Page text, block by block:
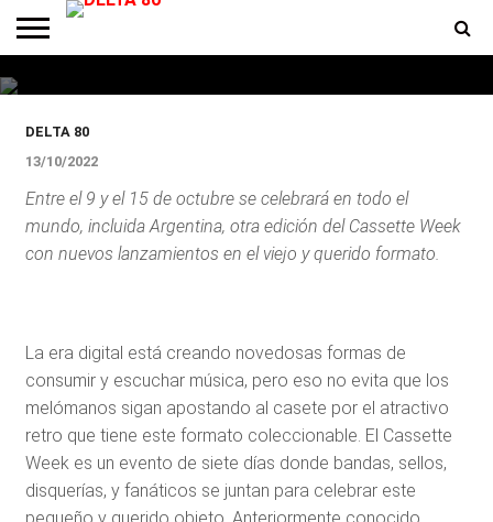
PREMIOS
PRODUCCIONES
PROGRAMACION
CONTACTO
HOMEPAGE
Llega a Argentina una nueva
edición del Cassette Week
DELTA 80
13/10/2022
Entre el 9 y el 15 de octubre se celebrará en todo el
mundo, incluida Argentina, otra edición del Cassette Week
con nuevos lanzamientos en el viejo y querido formato.
La era digital está creando novedosas formas de
consumir y escuchar música, pero eso no evita que los
melómanos sigan apostando al casete por el atractivo
retro que tiene este formato coleccionable. El Cassette
Week es un evento de siete días donde bandas, sellos,
disquerías, y fanáticos se juntan para celebrar este